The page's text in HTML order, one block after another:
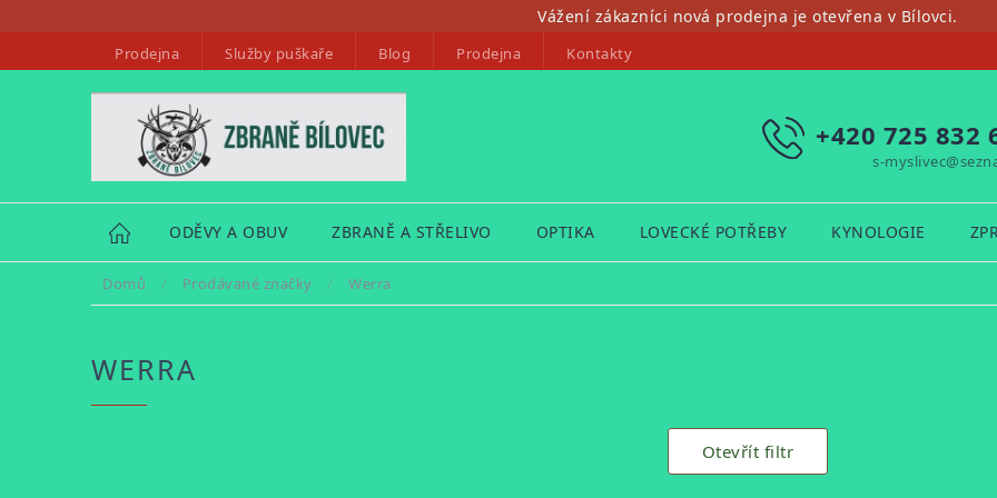
Vážení zákazníci nová prodejna je otevřena v Bílovci.
Prodejna Služby puškaře Blog Prodejna Kontakty
+420 725 832
s-
HOME ODĚVY A OBUV ZBRANĚ A STŘELIVO OPTIKA LOVECKÉ POTŘEBY KYNOLOGIE
Domů / Prodávané značky / Werra
WERRA
Otevřít filtr